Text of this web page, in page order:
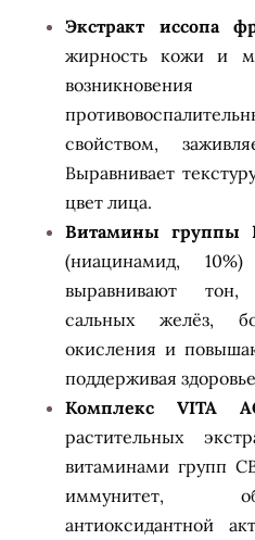
Экстракт иссопа
жирность кожи и
свойством,
Выравнивает
цвет лица.
Витамины группы
(ниацинамид,
выравнивают тон,
сальных желёз,
окисления и
поддерживая
Комплекс VITA
растительных
витаминами групп
иммунитет,
антиоксидантной